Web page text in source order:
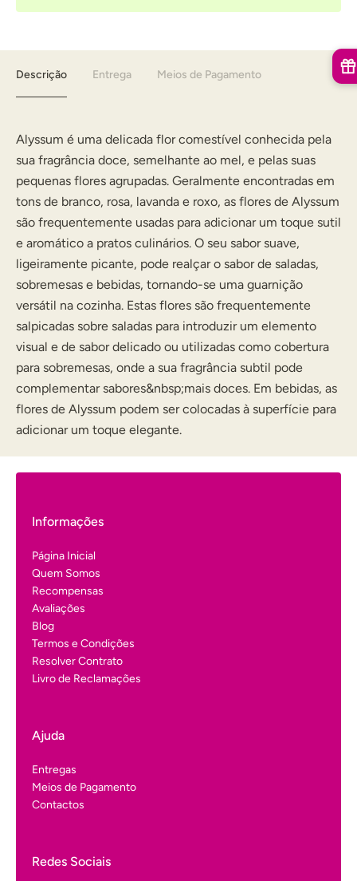
Descrição Entrega Meios de Pagamento
Alyssum é uma delicada flor comestível conhecida pela
sua fragrância doce, semelhante ao mel, e pelas suas
pequenas flores agrupadas. Geralmente encontradas em
tons de branco, rosa, lavanda e roxo, as flores de Alyssum
são frequentemente usadas para adicionar um toque sutil
e aromático a pratos culinários. O seu sabor suave,
ligeiramente picante, pode realçar o sabor de saladas,
sobremesas e bebidas, tornando-se uma guarnição
versátil na cozinha. Estas flores são frequentemente
salpicadas sobre saladas para introduzir um elemento
visual e de sabor delicado ou utilizadas como cobertura
para sobremesas, onde a sua fragrância subtil pode
complementar sabores&nbsp;mais doces. Em bebidas, as
flores de Alyssum podem ser colocadas à superfície para
adicionar um toque elegante.
Informações
Página Inicial
Quem Somos
Recompensas
Avaliações
Blog
Termos e Condições
Resolver Contrato
Livro de Reclamações
Ajuda
Entregas
Meios de Pagamento
Contactos
Redes Sociais